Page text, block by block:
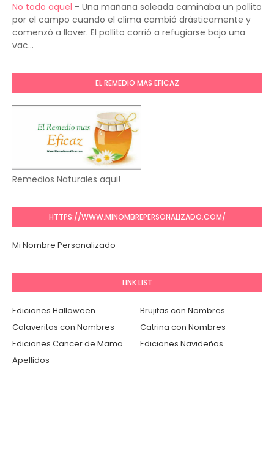
No todo aquel - Una mañana soleada caminaba un pollito
por el campo cuando el clima cambió drásticamente y
comenzó a llover. El pollito corrió a refugiarse bajo una
vac...
EL REMEDIO MAS EFICAZ
Remedios Naturales aqui!
HTTPS://WWW.MINOMBREPERSONALIZADO.COM/
Mi Nombre Personalizado
LINK LIST
Ediciones Halloween
Brujitas con Nombres
Calaveritas con Nombres
Catrina con Nombres
Ediciones Cancer de Mama
Ediciones Navideñas
Apellidos